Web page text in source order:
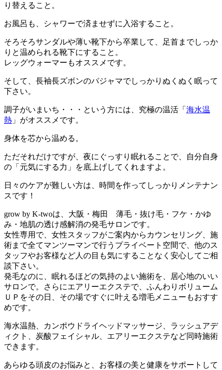
り替えること。
お風呂も、シャワーで済ませずに入浴すること。
そろそろサンダルや薄い靴下から卒業して、足首までしっか
りと温められる靴下にすること。
レッグウォーマーもオススメです。
そして、長袖長ズボンのパジャマでしっかりぬくぬく眠って
下さい。
調子がいまいち・・・という方には、究極の温活「 海水温
熱 」がオススメです。
身体を芯から温める。
ただそれだけですが、夜にぐっすり眠れることで、自分自身
の「元気にする力」を底上げしてくれますよ。
日々のケアが難しい方は、時間を作ってしっかりメンテナン
スです！
grow by K-twoは、大阪・梅田 薄毛・抜け毛・フケ・かゆ
み・地肌の透け感解消の発毛サロンです。
女性専用で、女性スタッフがご案内からカウンセリング、施
術まで全てマンツーマンで行うプライベート空間で、他のス
タッフやお客様など人の目も気にすることなく安心してご相
談下さい。
発毛なのに、眠れるほどの気持のよい施術を、居心地のいい
サロンで。さらにエアリーエクステで、ふんわりボリューム
ＵＰをその日、その場ですぐに叶える増毛メニューもおすす
めです。
海水温熱、カンポウドライヘッドマッサージ、ラッシュアデ
ィクト、炭酸フェイシャル、エアリーエクステなど同時施術
できます。
あらゆる頭皮のお悩みと、お客様の美と健康をサポートして